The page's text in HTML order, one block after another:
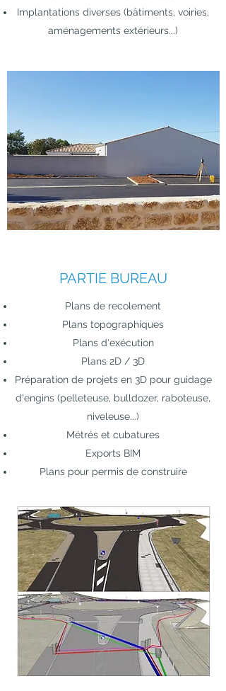
Implantations diverses (bâtiments, voiries,
aménagements extérieurs...)
PARTIE BUREAU
Plans de recolement
Plans topographiques
Plans d'exécution
Plans 2D / 3D
Préparation de projets en 3D pour guidage
d'engins (pelleteuse, bulldozer, raboteuse,
niveleuse...)
Métrés et cubatures
Exports BIM
Plans pour permis de construire